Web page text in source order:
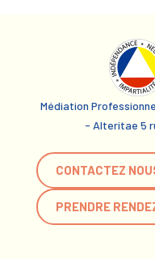
Médiation
- Alteritae 5
CONTACTEZ
PRENDRE